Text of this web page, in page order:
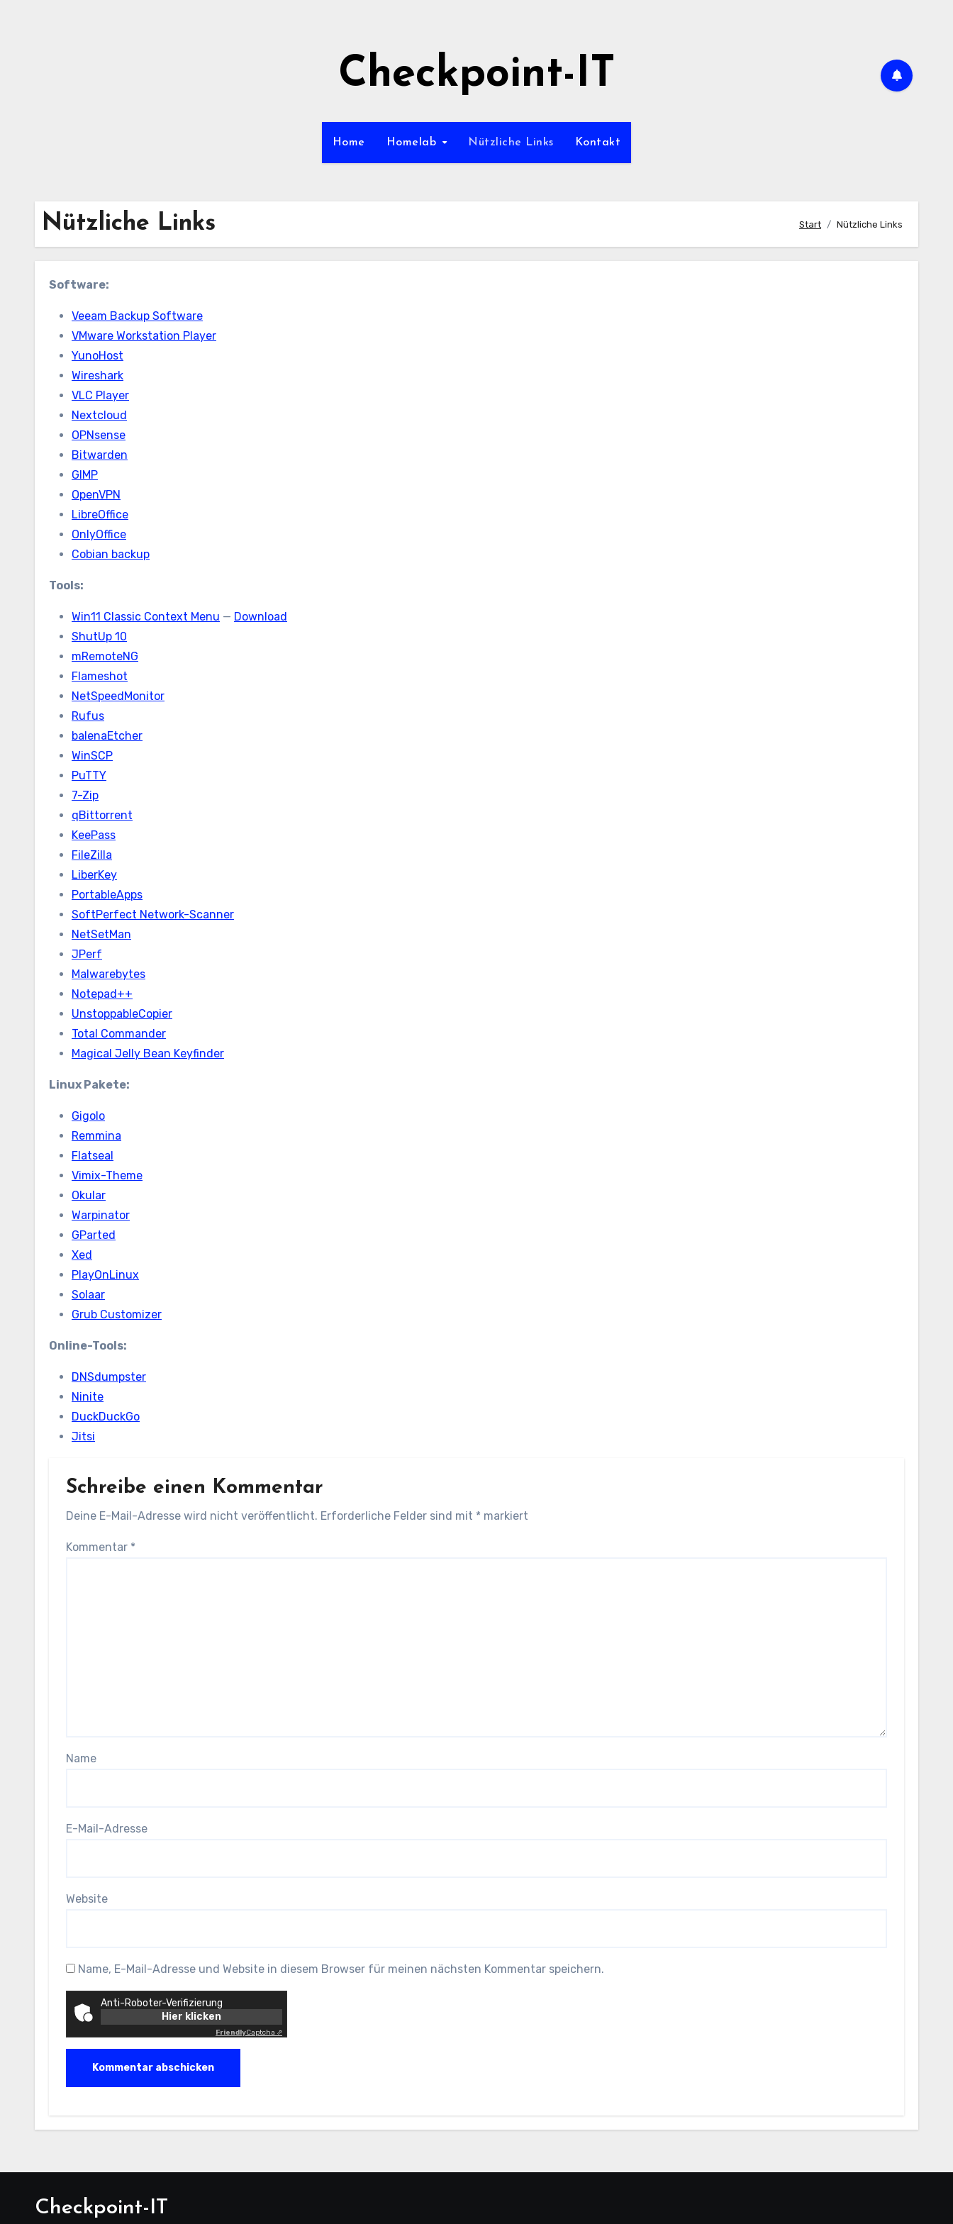
Checkpoint-IT
Home Homelab Nützliche Links Kontakt
Nützliche Links Start Nützliche Links
Software:
Veeam Backup Software
VMware Workstation Player
YunoHost
Wireshark
VLC Player
Nextcloud
OPNsense
Bitwarden
GIMP
OpenVPN
LibreOffice
OnlyOffice
Cobian backup
Tools:
Win11 Classic Context Menu — Download
ShutUp 10
mRemoteNG
Flameshot
NetSpeedMonitor
Rufus
balenaEtcher
WinSCP
PuTTY
7-Zip
qBittorrent
KeePass
FileZilla
LiberKey
PortableApps
SoftPerfect Network-Scanner
NetSetMan
JPerf
Malwarebytes
Notepad++
UnstoppableCopier
Total Commander
Magical Jelly Bean Keyfinder
Linux Pakete:
Gigolo
Remmina
Flatseal
Vimix-Theme
Okular
Warpinator
GParted
Xed
PlayOnLinux
Solaar
Grub Customizer
Online-Tools:
DNSdumpster
Ninite
DuckDuckGo
Jitsi
Schreibe einen Kommentar
Deine E-Mail-Adresse wird nicht veröffentlicht. Erforderliche Felder sind mit * markiert
Kommentar *
Name
E-Mail-Adresse
Website
Name, E-Mail-Adresse und Website in diesem Browser für meinen nächsten Kommentar speichern.
Anti-Roboter-Verifizierung
Hier klicken
FriendlyCaptcha ⇗
Checkpoint-IT